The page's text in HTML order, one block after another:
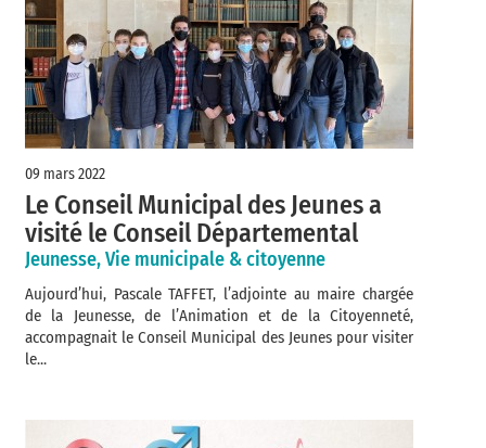
09 mars 2022
Le Conseil Municipal des Jeunes a
visité le Conseil Départemental
Jeunesse, Vie municipale & citoyenne
Aujourd’hui, Pascale TAFFET, l’adjointe au maire chargée
de la Jeunesse, de l’Animation et de la Citoyenneté,
accompagnait le Conseil Municipal des Jeunes pour visiter
le...